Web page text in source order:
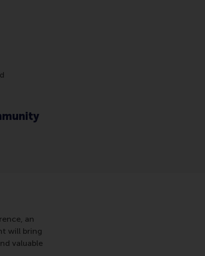
an
will bring
valuable